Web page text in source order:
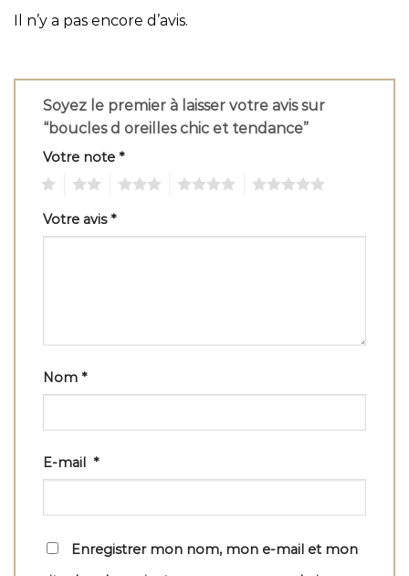
Il n’y a pas encore d’avis.
Soyez le premier à laisser votre avis sur
“boucles d oreilles chic et tendance”
Votre note *
Votre avis*
Nom *
E-mail *
Enregistrer mon nom, mon e-mail et mon